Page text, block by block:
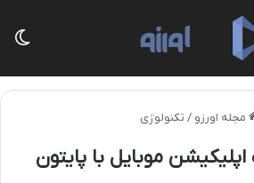
مجله اورزو / تکنولوژی
موبایل با پایتون